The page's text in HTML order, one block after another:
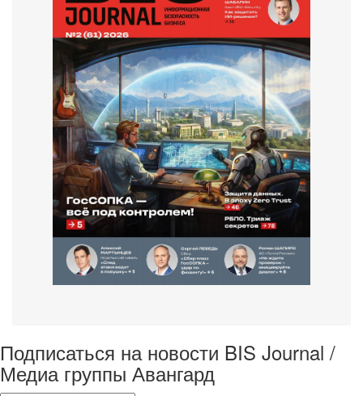
Подписаться на новости BIS Journal /
Медиа группы Авангард